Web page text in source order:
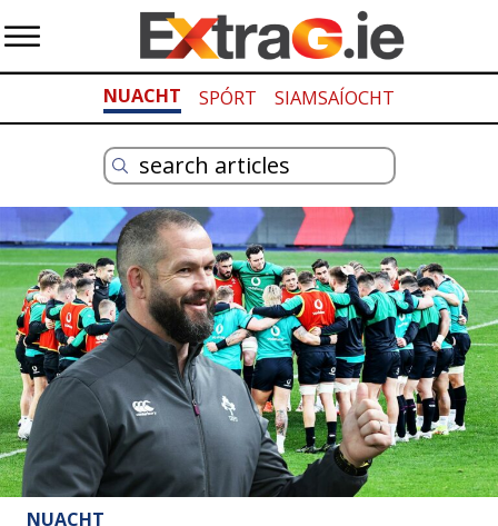
NUACHT SPÓRT SIAMSAÍOCHT
NUACHT